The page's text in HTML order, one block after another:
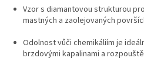
Vzor s diamantovou strukturou
mastných a zaolejovaných
Odolnost vůči chemikáliím je
brzdovými kapalinami a